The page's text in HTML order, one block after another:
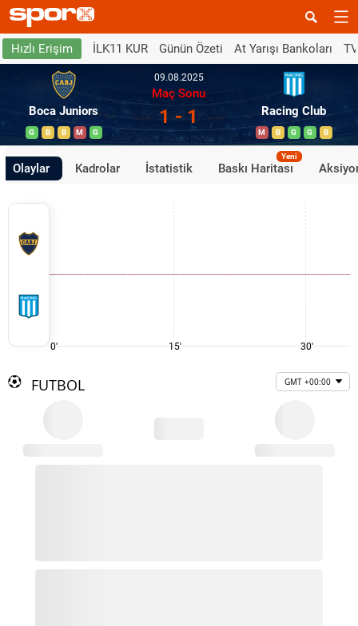
Hızlı Erişim İLK11 KUR Günün Özeti At Yarışı Bankoları
Boca Juniors
G B B M G
09.08.2025
Maç Sonu
1 - 1 Racing Club
M B G G B
Olaylar Kadrolar İstatistik Baskı Haritası
Yeni
0' 15' 30'
FUTBOL GMT +00:00